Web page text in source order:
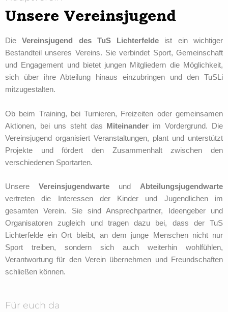
Unsere Vereinsjugend
DieVereinsjugend des TuS Lichterfelde ist ein wichtiger
Bestandteil unseres Vereins. Sie verbindet Sport, Gemeinschaft
und Engagement und bietet jungen Mitgliedern die Möglichkeit,
sich über ihre Abteilung hinaus einzubringen und den TuSLi
mitzugestalten.
Ob beim Training, bei Turnieren, Freizeiten oder gemeinsamen
Aktionen, bei uns steht das Miteinander im Vordergrund. Die
Vereinsjugend organisiert Veranstaltungen, plant und unterstützt
Projekte und fördert den Zusammenhalt zwischen den
verschiedenen Sportarten.
Unsere Vereinsjugendwarte und Abteilungsjugendwarte
vertreten die Interessen der Kinder und Jugendlichen im
gesamten Verein. Sie sind Ansprechpartner, Ideengeber und
Organisatoren zugleich und tragen dazu bei, dass der TuS
Lichterfelde ein Ort bleibt, an dem junge Menschen nicht nur
Sport treiben, sondern sich auch weiterhin wohlfühlen,
Verantwortung für den Verein übernehmen und Freundschaften
schließen können.
Für euch da